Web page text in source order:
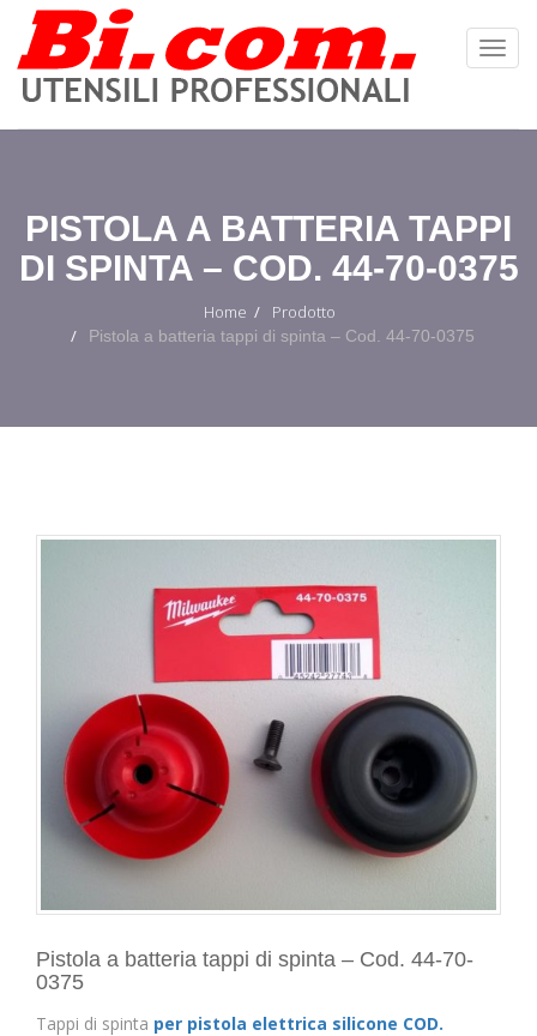
PISTOLA A BATTERIA TAPPI
DI SPINTA – COD. 44-70-0375
Home Prodotto
Pistola a batteria tappi di spinta – Cod. 44-70-0375
Pistola a batteria tappi di spinta – Cod. 44-70-
0375
Tappi di spinta per pistola elettrica silicone COD.